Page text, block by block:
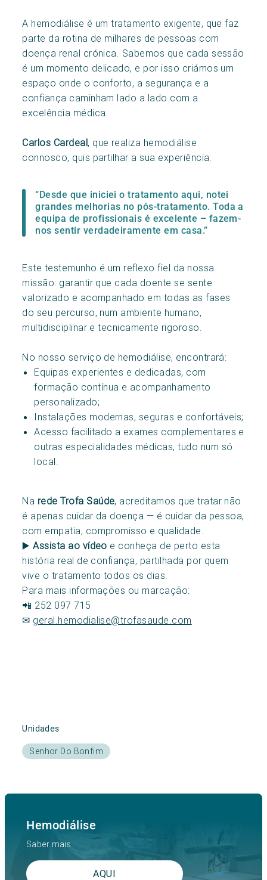
A hemodiálise é um tratamento exigente, que faz
parte da rotina de milhares de pessoas com
doença renal crónica. Sabemos que cada sessão
é um momento delicado, e por isso criámos um
espaço onde o conforto, a segurança e a
confiança caminham lado a lado com a
excelência médica.
Carlos Cardeal, que realiza hemodiálise
connosco, quis partilhar a sua experiência:
“Desde que iniciei o tratamento aqui, notei
grandes melhorias no pós-tratamento. Toda a
equipa de profissionais é excelente – fazem-
nos sentir verdadeiramente em casa.”
Este testemunho é um reflexo fiel da nossa
missão: garantir que cada doente se sente
valorizado e acompanhado em todas as fases
do seu percurso, num ambiente humano,
multidisciplinar e tecnicamente rigoroso.
No nosso serviço de hemodiálise, encontrará:
Equipas experientes e dedicadas, com
formação contínua e acompanhamento
personalizado;
Instalações modernas, seguras e confortáveis;
Acesso facilitado a exames complementares e
outras especialidades médicas, tudo num só
local.
Na rede Trofa Saúde, acreditamos que tratar não
é apenas cuidar da doença — é cuidar da pessoa,
com empatia, compromisso e qualidade.
▶️Assista ao vídeo e conheça de perto esta
história real de confiança, partilhada por quem
vive o tratamento todos os dias.
Para mais informações ou marcação:
📲 252 097 715
✉ geral.hemodialise@trofasaude.com
Unidades
Senhor Do Bonfim
Hemodiálise
Saber mais
AQUI